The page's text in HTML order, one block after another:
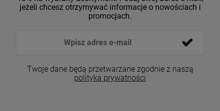
jeżeli chcesz otrzymywać informacje o nowościach i
promocjach.
Twoje dane będą przetwarzane zgodnie z naszą
polityką prywatności